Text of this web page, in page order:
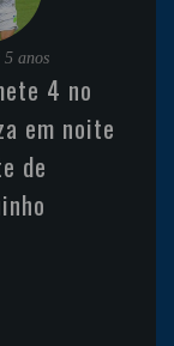
5 anos
4 no
em noite
de